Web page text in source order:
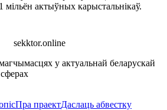
актыўных карыстальнікаў.
sekktor.online
у актуальнай беларускай
Пра праектДаслаць абвестку